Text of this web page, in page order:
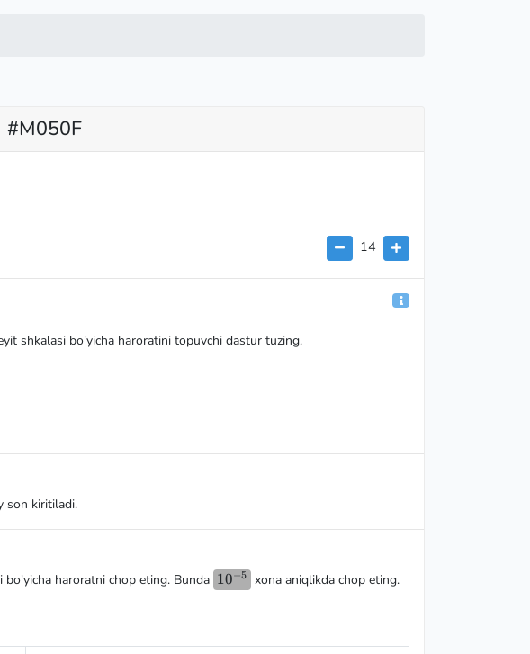
#M050F
14
shkalasi bo'yicha haroratini topuvchi dastur tuzing.
son kiritiladi.
haroratni chop eting. Bunda 10^{-5}
10−5 xona aniqlikda chop eting.